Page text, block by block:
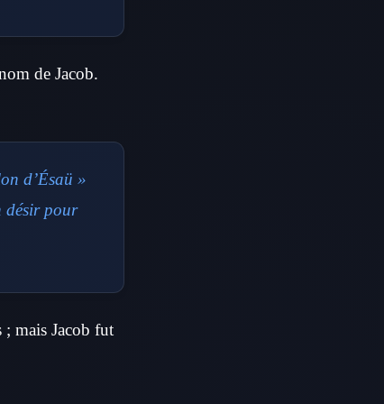
de Jacob.
d’Ésaü »
désir pour
; mais Jacob fut